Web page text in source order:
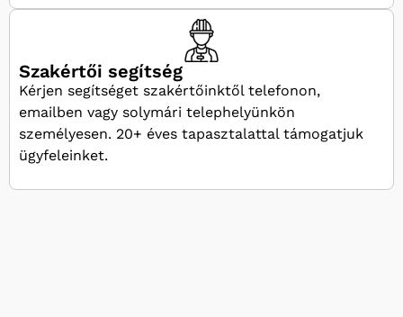
Szakértői segítség
Kérjen segítséget szakértőinktől telefonon,
emailben vagy solymári telephelyünkön
személyesen. 20+ éves tapasztalattal támogatjuk
ügyfeleinket.